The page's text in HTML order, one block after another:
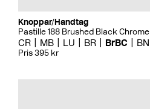
Knoppar/Handtag
Pastille 188 Brushed Black Chrome
CR MB LU BR BrBC BN
Pris 395 kr